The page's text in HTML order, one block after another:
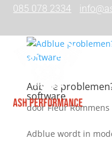
085 078 2334
Adblue
software
doorFleur Rommens
Adblue wordt in